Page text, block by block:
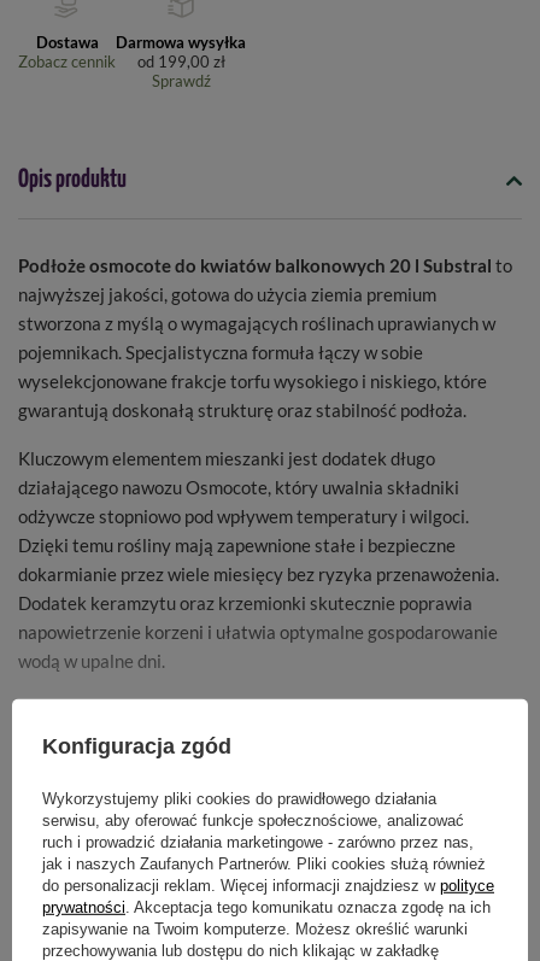
Dostawa
Zobacz cennik
Darmowa wysyłka
od 199,00 zł
Sprawdź
Opis produktu
Podłoże osmocote do kwiatów balkonowych 20 l Substral to
najwyższej jakości, gotowa do użycia ziemia premium
stworzona z myślą o wymagających roślinach uprawianych w
pojemnikach. Specjalistyczna formuła łączy w sobie
wyselekcjonowane frakcje torfu wysokiego i niskiego, które
gwarantują doskonałą strukturę oraz stabilność podłoża.
Kluczowym elementem mieszanki jest dodatek długo
działającego nawozu Osmocote, który uwalnia składniki
odżywcze stopniowo pod wpływem temperatury i wilgoci.
Dzięki temu rośliny mają zapewnione stałe i bezpieczne
dokarmianie przez wiele miesięcy bez ryzyka przenawożenia.
Dodatek keramzytu oraz krzemionki skutecznie poprawia
napowietrzenie korzeni i ułatwia optymalne gospodarowanie
wodą w upalne dni.
- Technologia Osmocote:zawiera kultowy nawóz o
nawet do 6 miesięcy.
- Obfite kwitnienie:specjalnie zbalansowany skład stymuluje
zawiązywanie licznych pąków i przedłuża żywotność kwiatów.
- Optymalna struktura z keramzytem:naturalny drenaż w
POKAŻ WIĘCEJ
Cechy produktu
Konfiguracja zgód
Wykorzystujemy pliki cookies do prawidłowego działania
serwisu, aby oferować funkcje społecznościowe, analizować
ruch i prowadzić działania marketingowe - zarówno przez nas,
jak i naszych Zaufanych Partnerów. Pliki cookies służą również
do personalizacji reklam. Więcej informacji znajdziesz w polityce
prywatności . Akceptacja tego komunikatu oznacza zgodę na ich
zapisywanie na Twoim komputerze. Możesz określić warunki
przechowywania lub dostępu do nich klikając w zakładkę